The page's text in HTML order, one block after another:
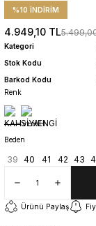
%10 İNDİRİM
4.949,10 TL
Kategori
Stok Kodu
Barkod Kodu
Renk
Beden
39 40 41 42 43
Ürünü Paylaş